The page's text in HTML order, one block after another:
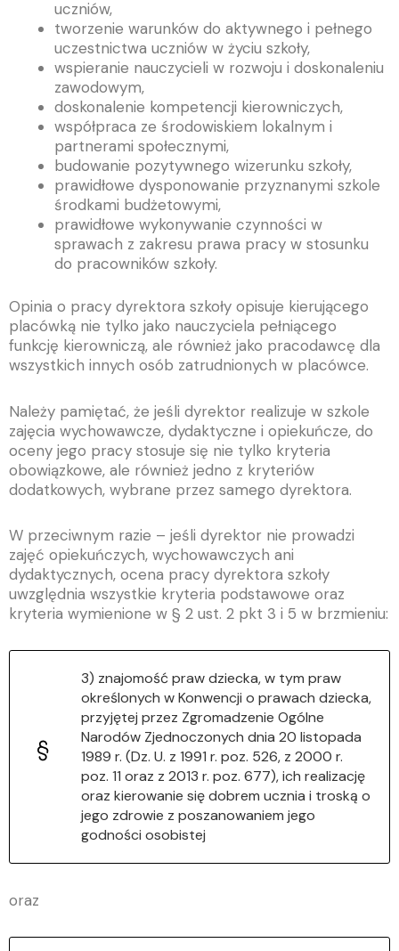
uczniów,
tworzenie warunków do aktywnego i pełnego
uczestnictwa uczniów w życiu szkoły,
wspieranie nauczycieli w rozwoju i doskonaleniu
zawodowym,
doskonalenie kompetencji kierowniczych,
współpraca ze środowiskiem lokalnym i
partnerami społecznymi,
budowanie pozytywnego wizerunku szkoły,
prawidłowe dysponowanie przyznanymi szkole
środkami budżetowymi,
prawidłowe wykonywanie czynności w
sprawach z zakresu prawa pracy w stosunku
do pracowników szkoły.
Opinia o pracy dyrektora szkoły opisuje kierującego
placówką nie tylko jako nauczyciela pełniącego
funkcję kierowniczą, ale również jako pracodawcę dla
wszystkich innych osób zatrudnionych w placówce.
Należy pamiętać, że jeśli dyrektor realizuje w szkole
zajęcia wychowawcze, dydaktyczne i opiekuńcze, do
oceny jego pracy stosuje się nie tylko kryteria
obowiązkowe, ale również jedno z kryteriów
dodatkowych, wybrane przez samego dyrektora.
W przeciwnym razie – jeśli dyrektor nie prowadzi
zajęć opiekuńczych, wychowawczych ani
dydaktycznych, ocena pracy dyrektora szkoły
uwzględnia wszystkie kryteria podstawowe oraz
kryteria wymienione w § 2 ust. 2 pkt 3 i 5 w brzmieniu:
3) znajomość praw dziecka, w tym praw
określonych w Konwencji o prawach dziecka,
przyjętej przez Zgromadzenie Ogólne
Narodów Zjednoczonych dnia 20 listopada
1989 r. (Dz. U. z 1991 r. poz. 526, z 2000 r.
poz. 11 oraz z 2013 r. poz. 677), ich realizację
oraz kierowanie się dobrem ucznia i troską o
jego zdrowie z poszanowaniem jego
godności osobistej
oraz